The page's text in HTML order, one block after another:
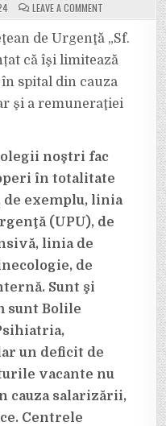
LEAVE A COMMENT
DIN
ÎN
CE
MAI
PUȚINI
DE
LA
SPITALUL
MEDICAL
AR
PUTEA
INTRA
COLAPS.
de Urgenţă „Sf.
că îşi limitează
spital din cauza
şi a remuneraţiei
noştri fac
în totalitate
de exemplu, linia
(UPU), de
linia de
de
Sunt şi
sunt Bolile
un deficit de
vacante nu
cauza salarizării,
Centrele